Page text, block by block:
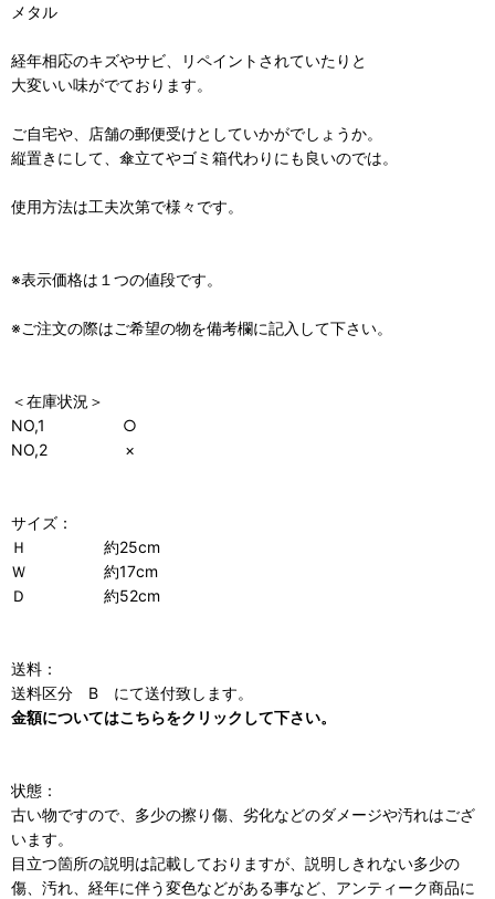
メタル
経年相応のキズやサビ、リペイントされていたりと
大変いい味がでております。
ご自宅や、店舗の郵便受けとしていかがでしょうか。
縦置きにして、傘立てやゴミ箱代わりにも良いのでは。
使用方法は工夫次第で様々です。
※表示価格は１つの値段です。
※ご注文の際はご希望の物を備考欄に記入して下さい。
＜在庫状況＞
NO,1 ○
NO,2 ×
サイズ：
Ｈ 約25cm
Ｗ 約17cm
Ｄ 約52cm
送料：
送料区分 B にて送付致します。
金額についてはこちらをクリックして下さい。
状態：
古い物ですので、多少の擦り傷、劣化などのダメージや汚れはござ
います。
目立つ箇所の説明は記載しておりますが、説明しきれない多少の
傷、汚れ、経年に伴う変色などがある事など、アンティーク商品に